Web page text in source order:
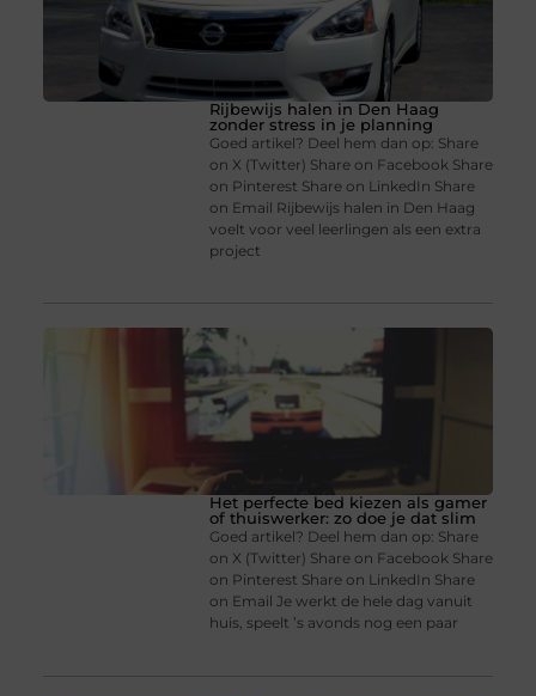
Rijbewijs halen in Den Haag
zonder stress in je planning
Goed artikel? Deel hem dan op: Share
on X (Twitter) Share on Facebook Share
on Pinterest Share on LinkedIn Share
on Email Rijbewijs halen in Den Haag
voelt voor veel leerlingen als een extra
project
Het perfecte bed kiezen als gamer
of thuiswerker: zo doe je dat slim
Goed artikel? Deel hem dan op: Share
on X (Twitter) Share on Facebook Share
on Pinterest Share on LinkedIn Share
on Email Je werkt de hele dag vanuit
huis, speelt ’s avonds nog een paar